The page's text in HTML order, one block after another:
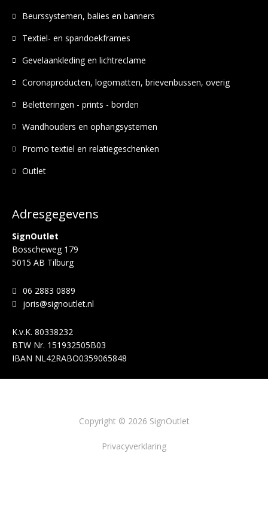
Adresgegevens
SignOutlet
Bosscheweg 179
5015 AB Tilburg
06 2883 0889
joris@signoutlet.nl
K.v.K. 80338232
BTW Nr. 151932505B03
IBAN NL42RABO0359065848
Beurssystemen, balies en banners
Textiel- en spandoekframes
Gevelaankleding en lichtreclame
Coronaproducten, logomatten, brievenbussen, overig
Beletteringen - prints - borden
Wandhouders en ophangsystemen
Promo textiel en relatiegeschenken
Outlet
Copyright © 2026 SignOutlet
Privacyverklaring